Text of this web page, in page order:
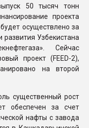
50 тысяч тонн
проекта
осуществлено за
развития Узбекистана
Сейчас
проект (FEED-2),
на второй
существенный рост
обеспечен за счет
нафты с завода